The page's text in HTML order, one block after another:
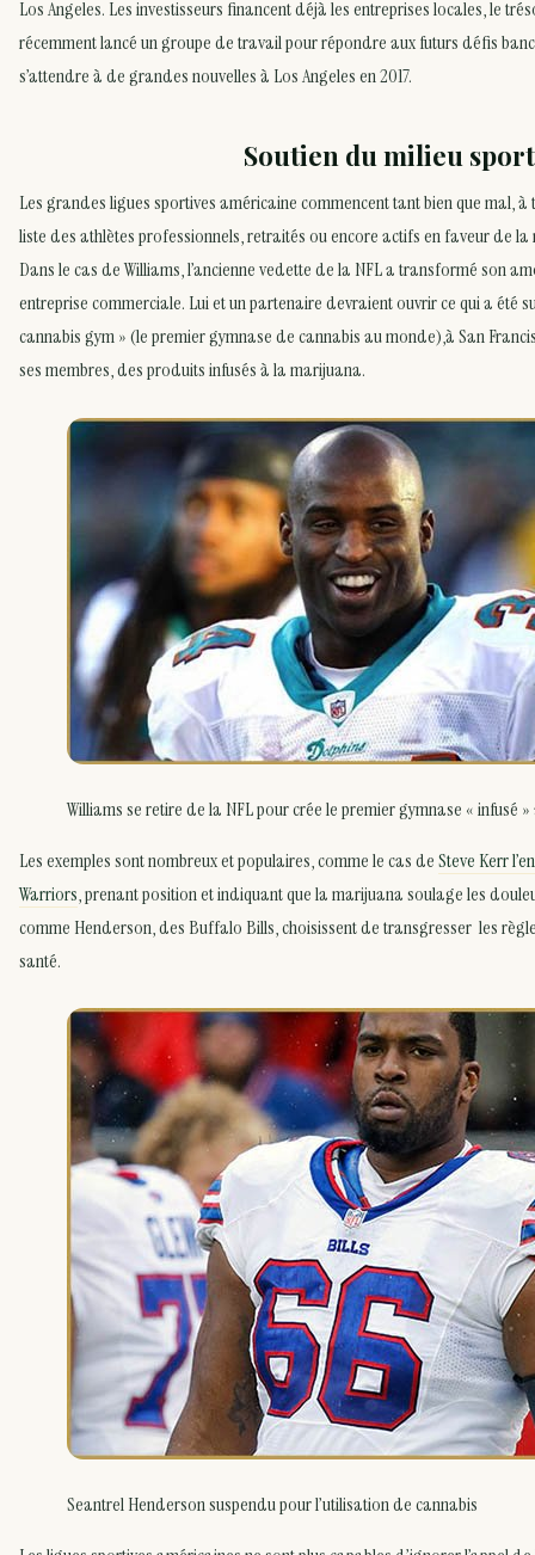
Los Angeles. Les investisseurs financent déjà les entreprises locales, le
récemment lancé un groupe de travail pour répondre aux futurs défis
s’attendre à de grandes nouvelles à Los Angeles en 2017.
Soutien du milieu
Les grandes ligues sportives américaine commencent tant bien que mal,
liste des athlètes professionnels, retraités ou encore actifs en faveur de
Dans le cas de Williams, l’ancienne vedette de la NFL a transformé son
entreprise commerciale. Lui et un partenaire devraient ouvrir ce qui a été
cannabis gym » (le premier gymnase de cannabis au monde),à San
ses membres, des produits infusés à la marijuana.
Williams se retire de la NFL pour crée le premier gymnase « infusé
Les exemples sont nombreux et populaires, comme le cas deSteve Kerr
Warriors, prenant position et indiquant que la marijuana soulage les
comme Henderson, des Buffalo Bills, choisissent de transgresser les
santé.
Seantrel Henderson suspendu pour l’utilisation de cannabis